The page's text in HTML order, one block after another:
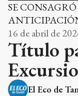
SE
16 de abril de
Título
El Eco de